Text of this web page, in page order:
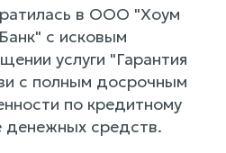
в ООО "Хоум
с исковым
услуги "Гарантия
с полным досрочным
по кредитному
денежных средств.